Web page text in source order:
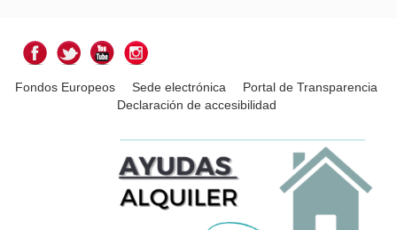
Fondos Europeos Sede electrónica
Portal de Transparencia
Declaración de accesibilidad